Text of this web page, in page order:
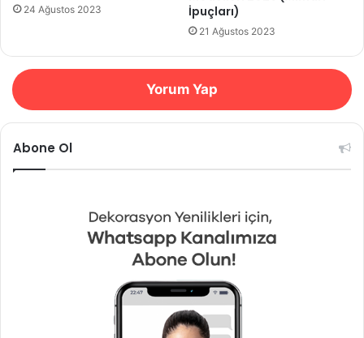
24 Ağustos 2023
İpuçları)
21 Ağustos 2023
Yorum Yap
Abone Ol